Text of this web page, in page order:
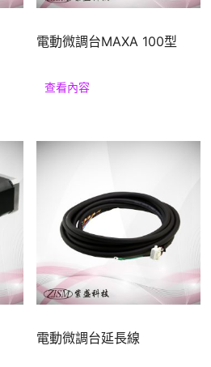
電動微調台MAXA 100型
查看內容
電動微調台延長線